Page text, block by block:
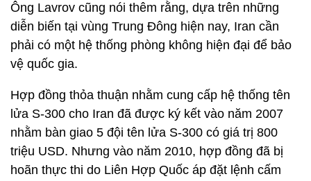
Ông Lavrov cũng nói thêm rằng, dựa trên những
diễn biến tại vùng Trung Đông hiện nay, Iran cần
phải có một hệ thống phòng không hiện đại để bảo
vệ quốc gia.
Hợp đồng thỏa thuận nhằm cung cấp hệ thống tên
lửa S-300 cho Iran đã được ký kết vào năm 2007
nhằm bàn giao 5 đội tên lửa S-300 có giá trị 800
triệu USD. Nhưng vào năm 2010, hợp đồng đã bị
hoãn thực thi do Liên Hợp Quốc áp đặt lệnh cấm